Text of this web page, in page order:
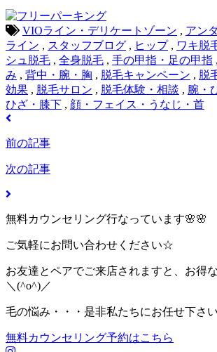
VIOライン・デリケートゾーン , アン
ライン , スタッフブログ , ヒップ, ワキ脱
シュ脱毛 , 全身脱毛 , 手の甲指・足の甲指 ,
み , 背中・腕・胸 , 脱毛キャンペーン , 脱
効果 , 脱毛サロン , 脱毛体験・相談 , 腕・
ひざ・膝下 , 顔・フェイス・うなじ・首
前の記事
次の記事
無料カウンセリング行なっています🌸🌸
ご気軽にお問い合わせください☆
お友達とペアでご来店されますと、お得
＼(^o^)／
毛の悩み・・・是非私たちにお任せ下さ
無料カウンセリング予約はこちら